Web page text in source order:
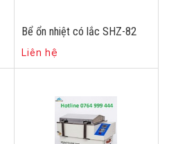
Bể ổn nhiệt có lắc SHZ-82
Liên hệ